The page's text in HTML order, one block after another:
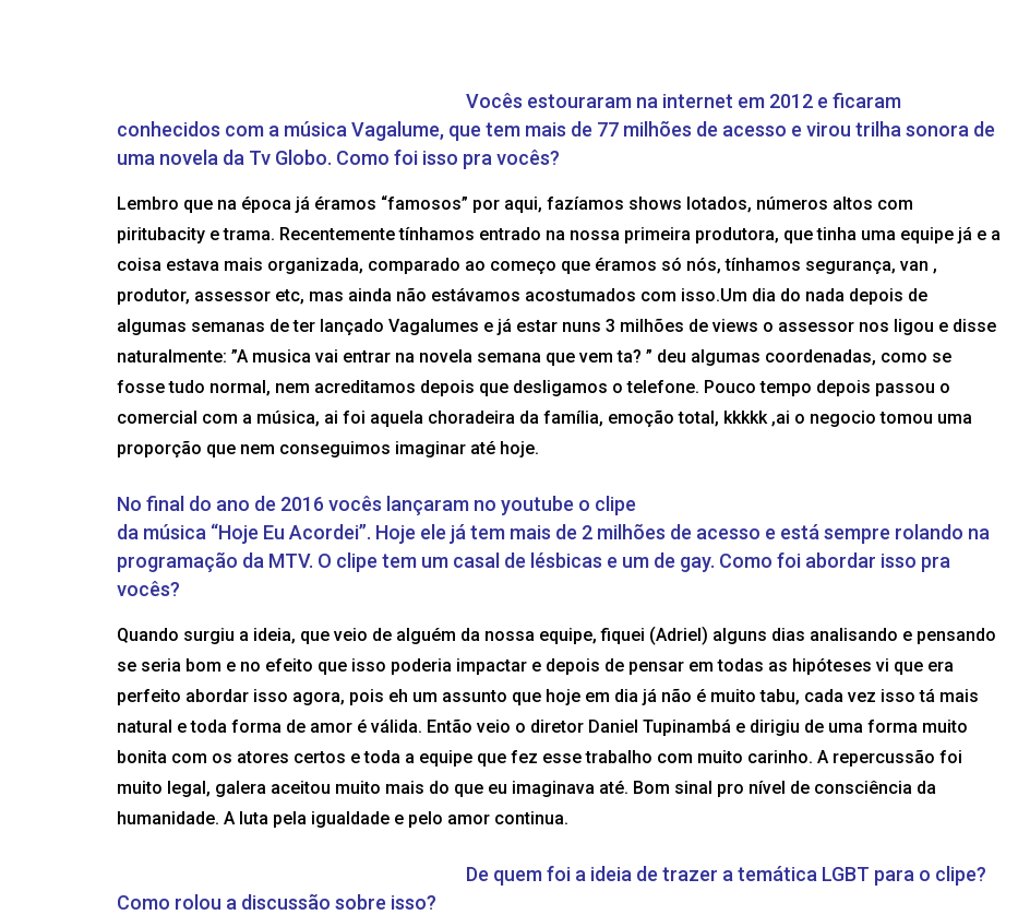
Vocês estouraram na internet em 2012 e ficaram
conhecidos com a música Vagalume, que tem mais de 77 milhões de acesso e virou trilha sonora de
uma novela da Tv Globo. Como foi isso pra vocês?
Lembro que na época já éramos “famosos” por aqui, fazíamos shows lotados, números altos com
piritubacity e trama. Recentemente tínhamos entrado na nossa primeira produtora, que tinha uma equipe já e a
coisa estava mais organizada, comparado ao começo que éramos só nós, tínhamos segurança, van ,
produtor, assessor etc, mas ainda não estávamos acostumados com isso.Um dia do nada depois de
algumas semanas de ter lançado Vagalumes e já estar nuns 3 milhões de views o assessor nos ligou e disse
naturalmente: ”A musica vai entrar na novela semana que vem ta? ” deu algumas coordenadas, como se
fosse tudo normal, nem acreditamos depois que desligamos o telefone. Pouco tempo depois passou o
comercial com a música, ai foi aquela choradeira da família, emoção total, kkkkk ,ai o negocio tomou uma
proporção que nem conseguimos imaginar até hoje.
No final do ano de 2016 vocês lançaram no youtube o clipe
da música “Hoje Eu Acordei”. Hoje ele já tem mais de 2 milhões de acesso e está sempre rolando na
programação da MTV. O clipe tem um casal de lésbicas e um de gay. Como foi abordar isso pra
vocês?
Quando surgiu a ideia, que veio de alguém da nossa equipe, fiquei (Adriel) alguns dias analisando e pensando
se seria bom e no efeito que isso poderia impactar e depois de pensar em todas as hipóteses vi que era
perfeito abordar isso agora, pois eh um assunto que hoje em dia já não é muito tabu, cada vez isso tá mais
natural e toda forma de amor é válida. Então veio o diretor Daniel Tupinambá e dirigiu de uma forma muito
bonita com os atores certos e toda a equipe que fez esse trabalho com muito carinho. A repercussão foi
muito legal, galera aceitou muito mais do que eu imaginava até. Bom sinal pro nível de consciência da
humanidade. A luta pela igualdade e pelo amor continua.
De quem foi a ideia de trazer a temática LGBT para o clipe?
Como rolou a discussão sobre isso?